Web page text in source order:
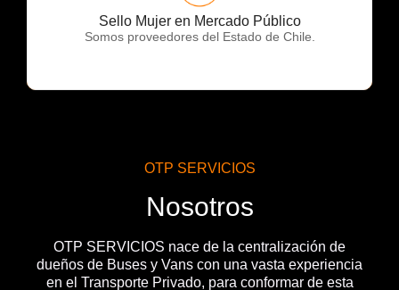
Sello Mujer en Mercado Público
Somos proveedores del Estado de Chile.
OTP Servicios
OTP SERVICIOS
Nosotros
OTP SERVICIOS nace de la centralización de
dueños de Buses y Vans con una vasta experiencia
en el Transporte Privado, para conformar de esta